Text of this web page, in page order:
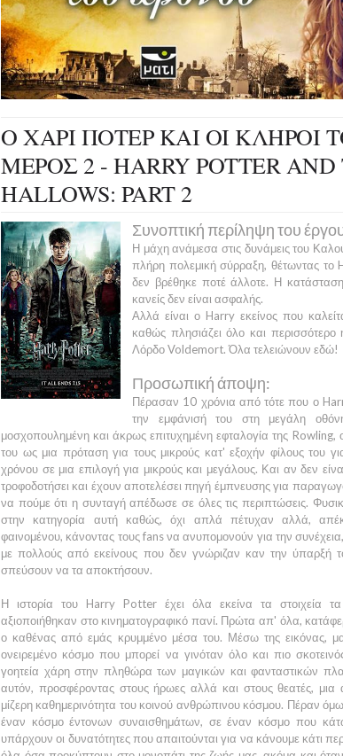
Ο ΧΑΡΙ ΠΟΤΕΡ ΚΑΙ ΟΙ ΚΛΗΡΟΙ
ΜΕΡΟΣ 2 - HARRY POTTER AND
HALLOWS: PART 2
Συνοπτική περίληψη του
Η μάχη ανάμεσα στις δυνάμεις του
πλήρη πολεμική σύρραξη, θέτωντας το
δεν βρέθηκε ποτέ άλλοτε. Η
κανείς δεν είναι ασφαλής.
Αλλά είναι ο Harry εκείνος που
καθώς πλησιάζει όλο και περισσότερο
Λόρδο Voldemort. Όλα τελειώνουν εδώ!
Προσωπική άποψη:
Πέρασαν 10 χρόνια από τότε που ο
την εμφάνισή του στη μεγάλη
μοσχοπουλημένη και άκρως επιτυχημένη εφταλογία της Rowling,
του ως μια πρόταση για τους μικρούς κατ' εξοχήν φίλους του
χρόνου σε μια επιλογή για μικρούς και μεγάλους. Και αν δεν
τροφοδοτήσει και έχουν αποτελέσει πηγή έμπνευσης για
να πούμε ότι η συνταγή απέδωσε σε όλες τις περιπτώσεις.
στην κατηγορία αυτή καθώς, όχι απλά πέτυχαν αλλά,
φαινομένου, κάνοντας τους fans να ανυπομονούν για την
με πολλούς από εκείνους που δεν γνώριζαν καν την ύπαρξή
σπεύσουν να τα αποκτήσουν.
Η ιστορία του Harry Potter έχει όλα εκείνα τα στοιχεία
αξιοποιήθηκαν στο κινηματογραφικό πανί. Πρώτα απ' όλα,
ο καθένας από εμάς κρυμμένο μέσα του. Μέσω της εικόνας,
ονειρεμένο κόσμο που μπορεί να γινόταν όλο και πιο
γοητεία χάρη στην πληθώρα των μαγικών και φανταστικών
αυτόν, προσφέροντας στους ήρωες αλλά και στους θεατές,
μίζερη καθημερινότητα του κοινού ανθρώπινου κόσμου. Πέραν
έναν κόσμο έντονων συναισθημάτων, σε έναν κόσμο που
υπάρχουν οι δυνατότητες που απαιτούνται για να κάνουμε κάτι